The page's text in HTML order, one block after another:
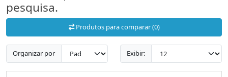
pesquisa.
Produtos para comparar (0)
Organizar por Exibir: